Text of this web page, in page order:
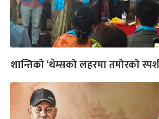
शान्तिको ‘थेम्सको लहरमा तमोरको